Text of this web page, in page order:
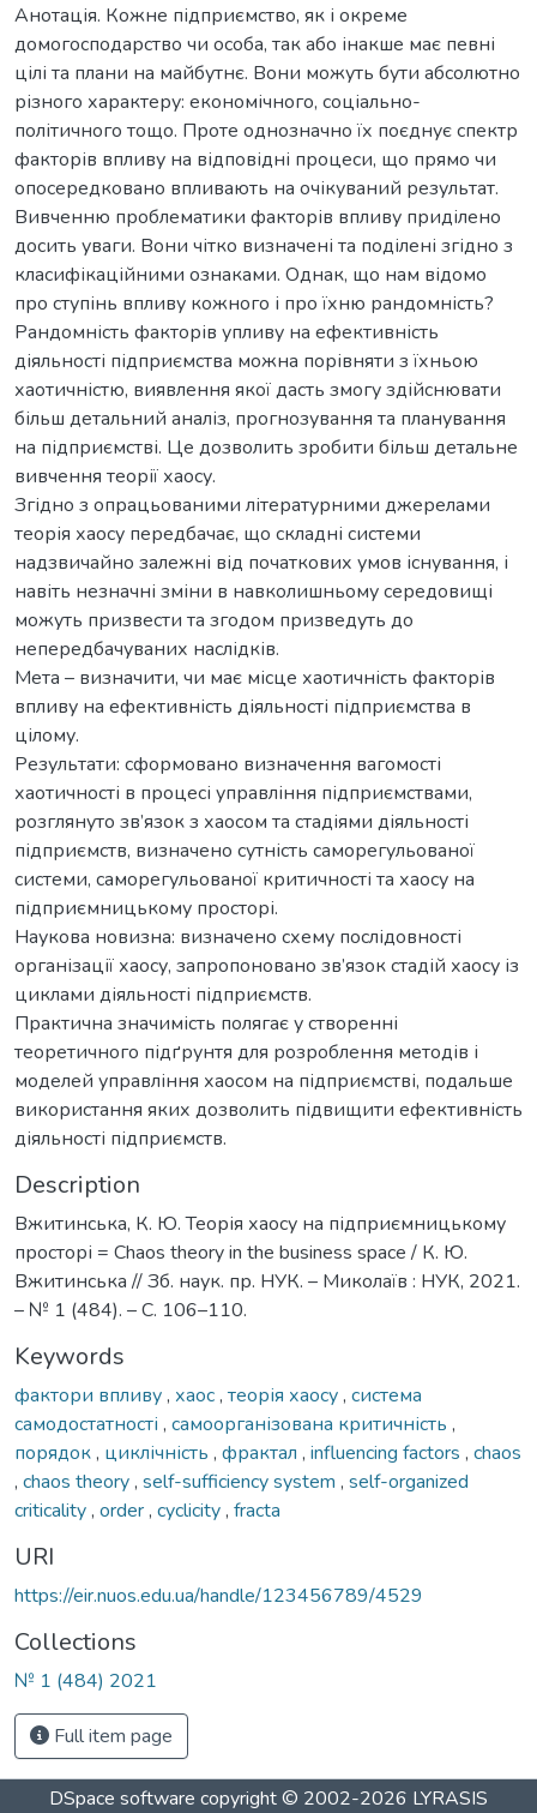
Анотація. Кожне підприємство, як і окреме
домогосподарство чи особа, так або інакше має певні
цілі та плани на майбутнє. Вони можуть бути абсолютно
різного характеру: економічного, соціально-
політичного тощо. Проте однозначно їх поєднує спектр
факторів впливу на відповідні процеси, що прямо чи
опосередковано впливають на очікуваний результат.
Вивченню проблематики факторів впливу приділено
досить уваги. Вони чітко визначені та поділені згідно з
класифікаційними ознаками. Однак, що нам відомо
про ступінь впливу кожного і про їхню рандомність?
Рандомність факторів упливу на ефективність
діяльності підприємства можна порівняти з їхньою
хаотичністю, виявлення якої дасть змогу здійснювати
більш детальний аналіз, прогнозування та планування
на підприємстві. Це дозволить зробити більш детальне
вивчення теорії хаосу.
Згідно з опрацьованими літературними джерелами
теорія хаосу передбачає, що складні системи
надзвичайно залежні від початкових умов існування, і
навіть незначні зміни в навколишньому середовищі
можуть призвести та згодом призведуть до
непередбачуваних наслідків.
Мета – визначити, чи має місце хаотичність факторів
впливу на ефективність діяльності підприємства в
цілому.
Результати: сформовано визначення вагомості
хаотичності в процесі управління підприємствами,
розглянуто зв’язок з хаосом та стадіями діяльності
підприємств, визначено сутність саморегульованої
системи, саморегульованої критичності та хаосу на
підприємницькому просторі.
Наукова новизна: визначено схему послідовності
організації хаосу, запропоновано зв’язок стадій хаосу із
циклами діяльності підприємств.
Практична значимість полягає у створенні
теоретичного підґрунтя для розроблення методів і
моделей управління хаосом на підприємстві, подальше
використання яких дозволить підвищити ефективність
діяльності підприємств.
Description
Вжитинська, К. Ю. Теорія хаосу на підприємницькому
просторі = Chaos theory in the business space / К. Ю.
Вжитинська // Зб. наук. пр. НУК. – Миколаїв : НУК, 2021.
– № 1 (484). – С. 106–110.
Keywords
фактори впливу, хаос, теорія хаосу, система
самодостатності , самоорганізована критичність ,
порядок, циклічність , фрактал , influencing factors , chaos
, chaos theory, self-sufficiency system , self-organized
criticality, order, cyclicity, fracta
URI
https://eir.nuos.edu.ua/handle/123456789/4529
Collections
№ 1 (484) 2021
Full item page
DSpace software copyright © 2002-2026 LYRASIS